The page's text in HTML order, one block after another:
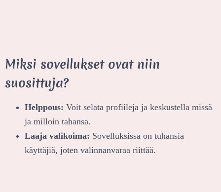
Miksi sovellukset ovat niin
suosittuja?
Helppous: Voit selata profiileja ja keskustella missä
ja milloin tahansa.
Laaja valikoima: Sovelluksissa on tuhansia
käyttäjiä, joten valinnanvaraa riittää.